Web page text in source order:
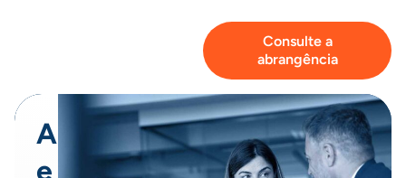
Consulte a
abrangência
Automatize
e